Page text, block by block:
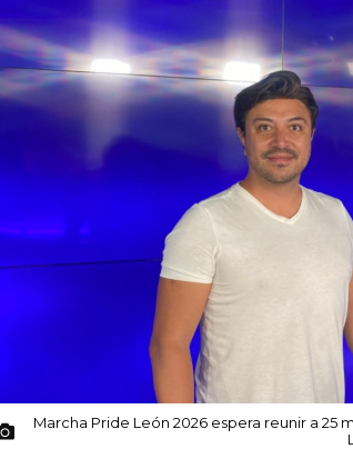
Marcha Pride León 2026 espera reunir a 25